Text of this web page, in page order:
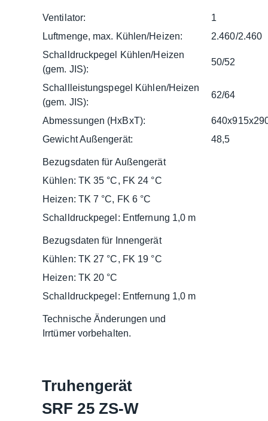
Ventilator:
1
Luftmenge, max. Kühlen/Heizen:
2.460/2.460
Schalldruckpegel Kühlen/Heizen
(gem. JIS):
50/52
Schallleistungspegel Kühlen/Heizen
(gem. JIS):
62/64
Abmessungen (HxBxT):
Gewicht Außengerät:
48,5
Bezugsdaten für Außengerät
Kühlen: TK 35 °C, FK 24 °C
Heizen: TK 7 °C, FK 6 °C
Schalldruckpegel: Entfernung 1,0 m
Bezugsdaten für Innengerät
Kühlen: TK 27 °C, FK 19 °C
Heizen: TK 20 °C
Schalldruckpegel: Entfernung 1,0 m
Technische Änderungen und
Irrtümer vorbehalten.
Truhengerät
SRF 25 ZS-W